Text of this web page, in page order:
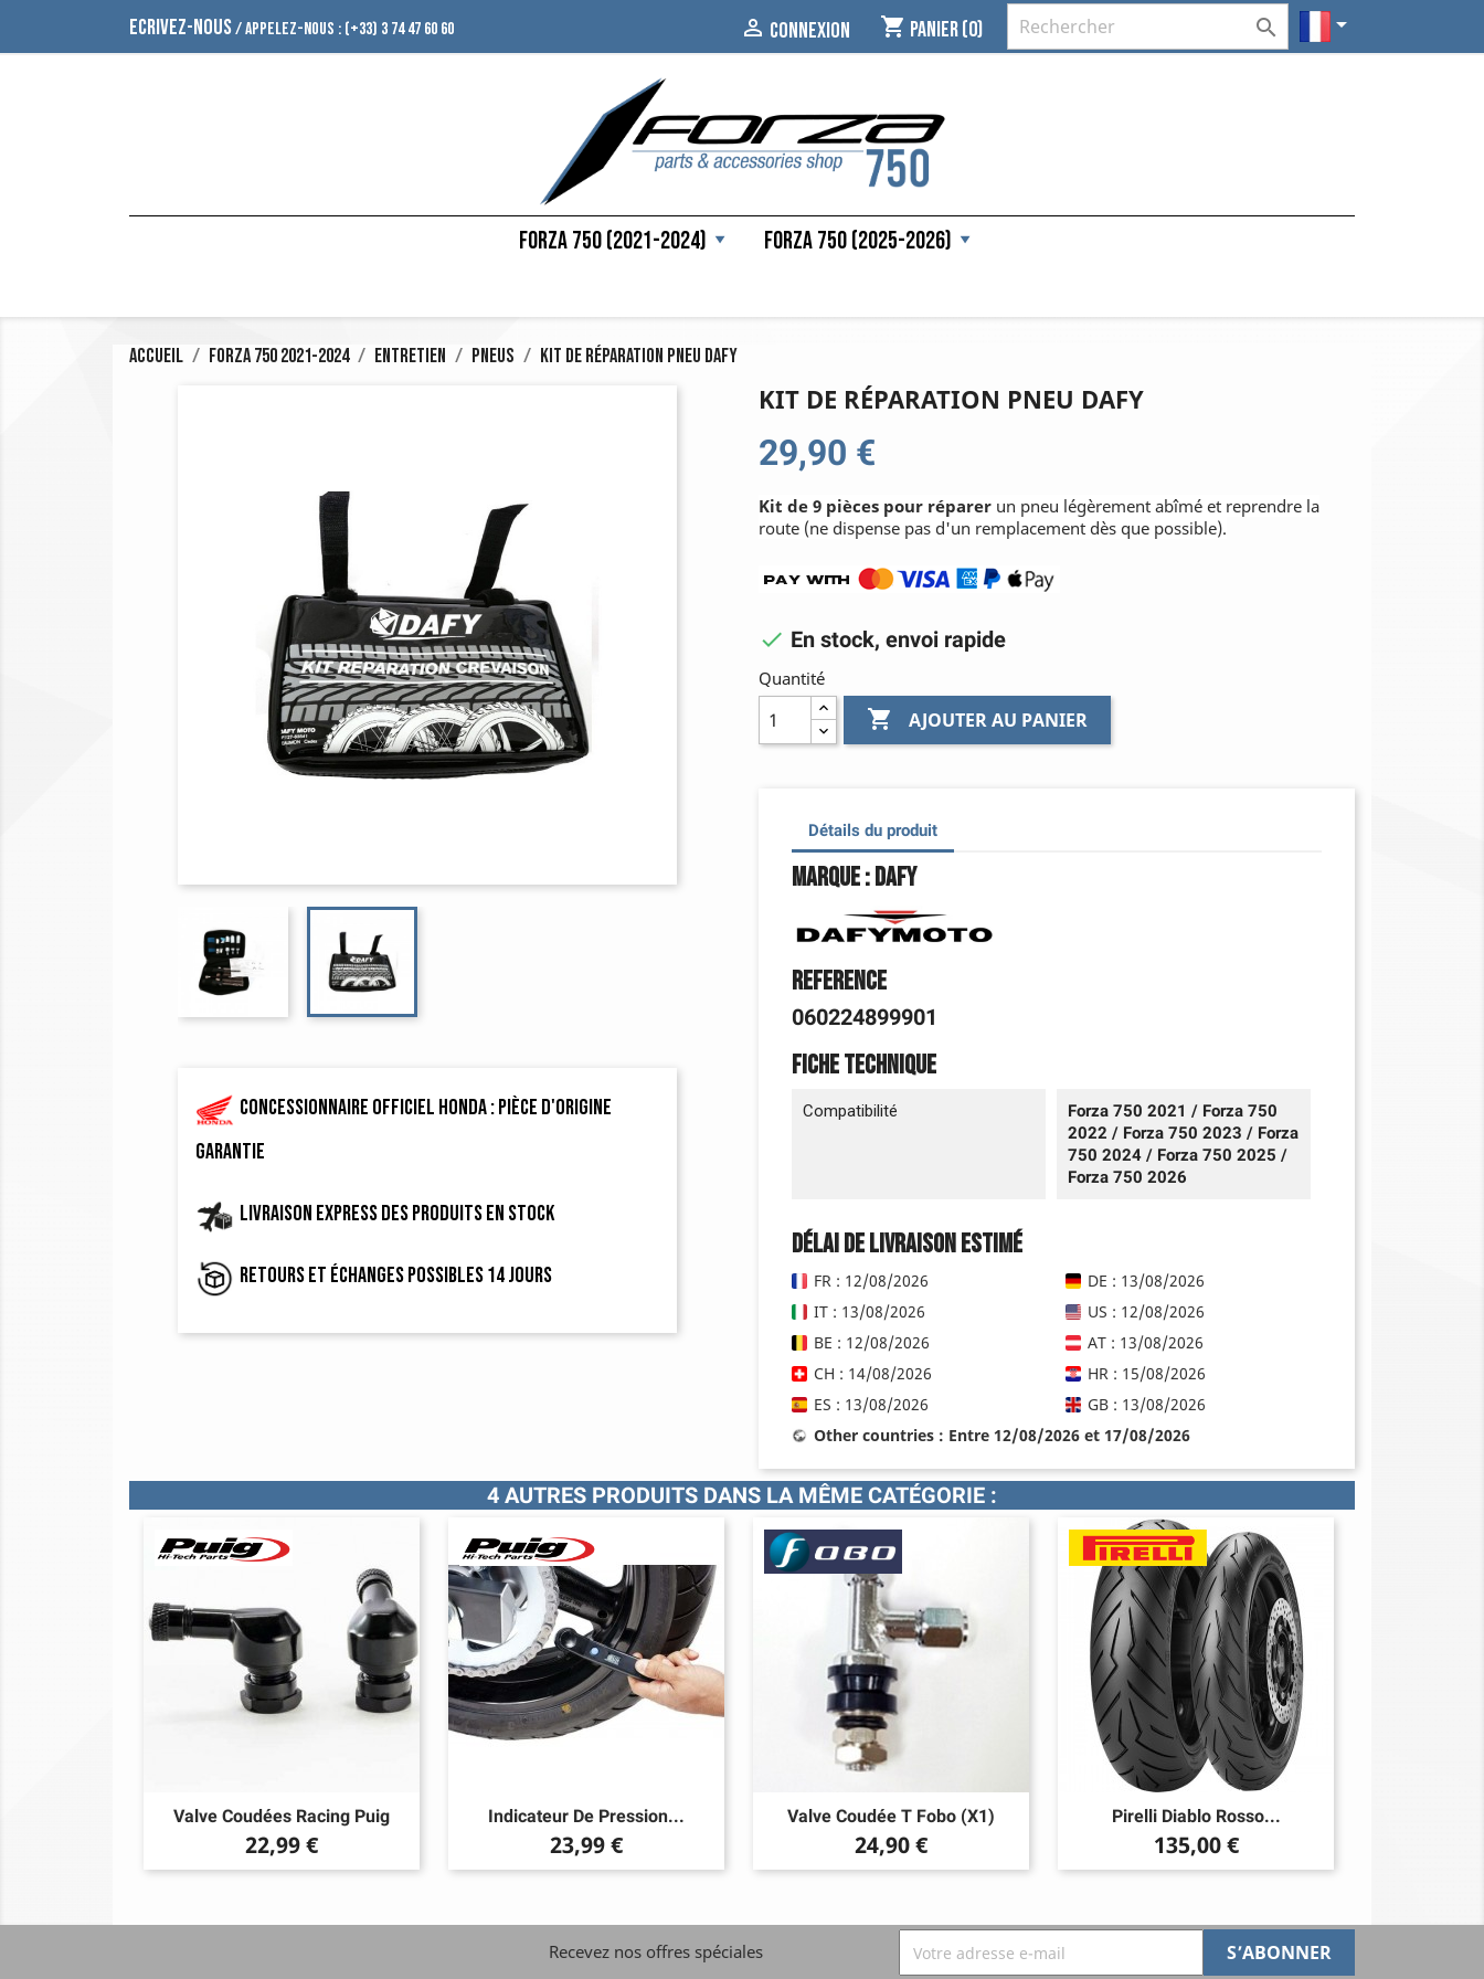
ECRIVEZ-NOUS/ APPELEZ-NOUS : (+33) 3 74 47 60 60  CONNEXION shopping_cart Panier(0)  
Forza 750 (2021-2024) Forza 750 (2025-2026)
Accueil Forza 750 2021-2024 Entretien Pneus Kit de réparation pneu Dafy
Concessionnaire officiel Honda : pièce d'origine
garantie
Livraison express des produits en stock
Retours et échanges possibles 14 jours
KIT DE RÉPARATION PNEU DAFY
29,90 €
Kit de 9 pièces pour réparer un pneu légèrement abîmé et reprendre la
route (ne dispense pas d'un remplacement dès que possible).
 En stock, envoi rapide
Quantité
 AJOUTER AU PANIER
Détails du produit
Marque : Dafy
Reference
060224899901
Fiche technique
Compatibilité
Forza 750 2021 / Forza 750
2022 / Forza 750 2023 / Forza
750 2024 / Forza 750 2025 /
Forza 750 2026
Délai de livraison estimé
FR : 12/08/2026
DE : 13/08/2026
IT : 13/08/2026
US : 12/08/2026
BE : 12/08/2026
AT : 13/08/2026
CH : 14/08/2026
HR : 15/08/2026
ES : 13/08/2026
GB : 13/08/2026
Other countries : Entre 12/08/2026 et 17/08/2026
4 AUTRES PRODUITS DANS LA MÊME CATÉGORIE :
Valve Coudées Racing Puig
Prix
22,99 €
Indicateur De Pression...
Prix
23,99 €
Valve Coudée T Fobo (x1)
Prix
24,90 €
Pirelli Diablo Rosso...
Prix
135,00 €
Recevez nos offres spéciales